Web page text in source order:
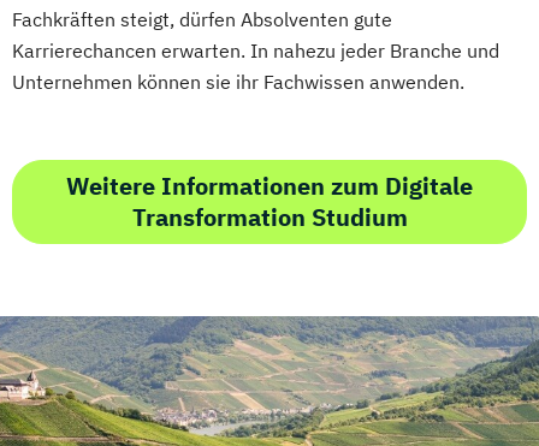
Fachkräften steigt, dürfen Absolventen gute
Karrierechancen erwarten. In nahezu jeder Branche und
Unternehmen können sie ihr Fachwissen anwenden.
Weitere Informationen zum Digitale
Transformation Studium